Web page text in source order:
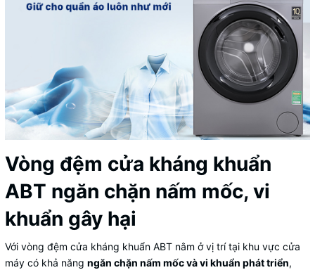
Vòng đệm cửa kháng khuẩn
ABT ngăn chặn nấm mốc, vi
khuẩn gây hại
Với vòng đệm cửa kháng khuẩn ABT nằm ở vị trí tại khu vực cửa
máy có khả năng ngăn chặn nấm mốc và vi khuẩn phát triển,